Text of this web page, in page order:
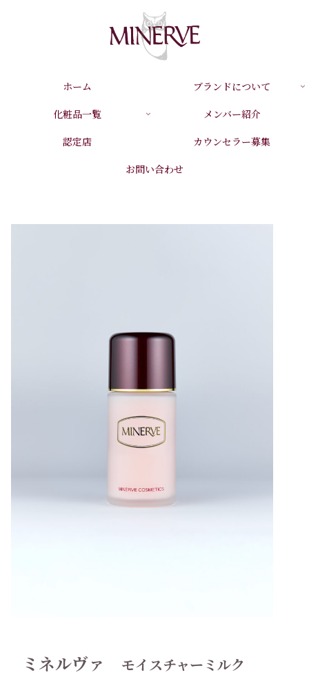
ホーム
ブランドについて
化粧品一覧
メンバー紹介
認定店
カウンセラー募集
お問い合わせ
ミネルヴァ モイスチャーミルク